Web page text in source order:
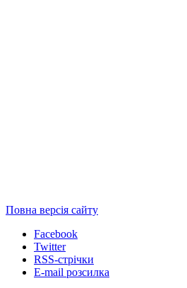
Повна версія сайту
Facebook
Twitter
RSS-стрічки
E-mail розсилка